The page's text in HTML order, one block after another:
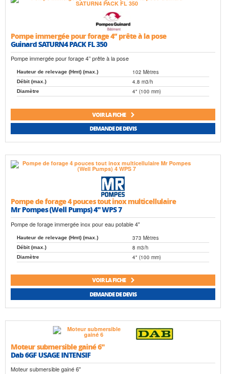
Pompe immergée pour forage 4’’ prête à la pose
Guinard SATURN4 PACK FL 350
Pompe immergée pour forage 4’’ prête à la pose
Hauteur de relevage (Hmt) (max.) 102 Mètres
Débit (max.) 4.8 m3/h
Diamètre 4" (100 mm)
VOIR LA FICHE
DEMANDE DE DEVIS
Pompe de forage 4 pouces tout inox multicellulaire
Mr Pompes (Well Pumps) 4" WPS 7
Pompe de forage immergée inox pour eau potable 4"
Hauteur de relevage (Hmt) (max.) 373 Mètres
Débit (max.) 8 m3/h
Diamètre 4" (100 mm)
VOIR LA FICHE
DEMANDE DE DEVIS
Moteur submersible gainé 6"
Dab 6GF USAGE INTENSIF
Moteur submersible gainé 6"